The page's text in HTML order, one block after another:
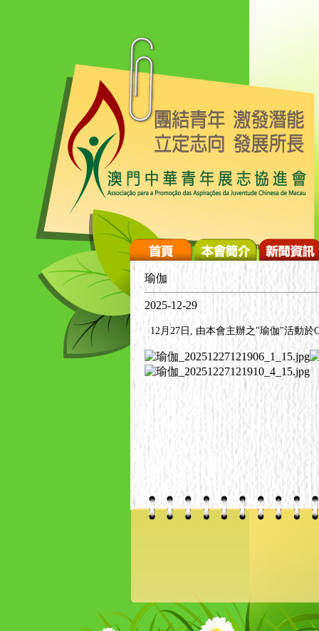
瑜伽
2025-12-29
12月27日, 由本會主辦之"瑜伽"活動於